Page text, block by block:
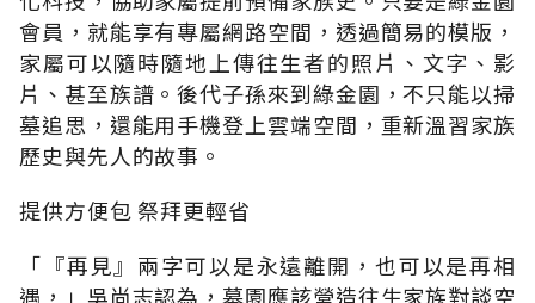
會員，就能享有專屬網路空間，透過簡易的模版，
家屬可以隨時隨地上傳往生者的照片、文字、影
片、甚至族譜。後代子孫來到綠金園，不只能以掃
墓追思，還能用手機登上雲端空間，重新溫習家族
歷史與先人的故事。
提供方便包 祭拜更輕省
「『再見』兩字可以是永遠離開，也可以是再相
遇，」吳尚志認為，墓園應該營造往生家族對談空